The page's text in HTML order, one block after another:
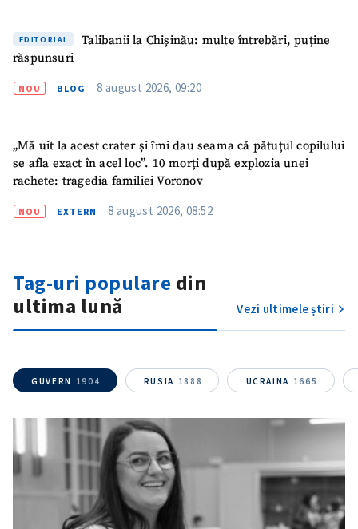
EDITORIAL
Talibanii la Chișinău: multe întrebări, puține
răspunsuri
NOU BLOG 8 august 2026, 09:20
„Mă uit la acest crater și îmi dau seama că pătuțul copilului
se afla exact în acel loc”. 10 morți după explozia unei
rachete: tragedia familiei Voronov
NOU EXTERN 8 august 2026, 08:52
Tag-uri populare din
ultima lună
Vezi ultimele știri
GUVERN 1904 RUSIA 1888 UCRAINA 1665
ȘTIREA MEA